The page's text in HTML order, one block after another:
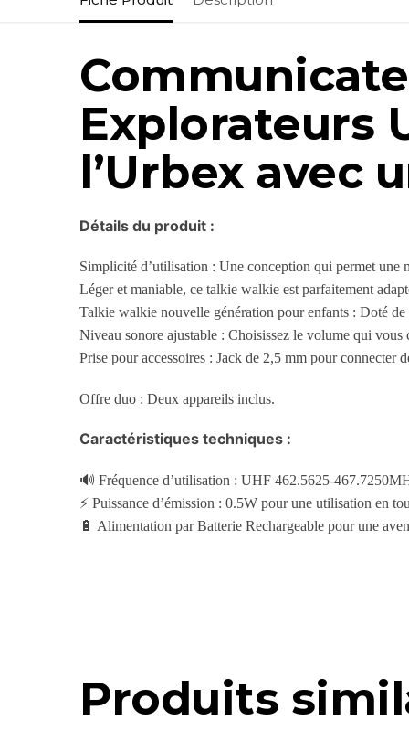
Explorateurs
l’Urbex avec
Détails du produit :
Simplicité d’utilisation : Une conception qui permet une
Léger et maniable, ce talkie walkie est parfaitement
Talkie walkie nouvelle génération pour enfants : Doté
Niveau sonore ajustable : Choisissez le volume qui
Prise pour accessoires : Jack de 2,5 mm pour connecter
Offre duo : Deux appareils inclus.
Caractéristiques techniques :
🔊 Fréquence d’utilisation : UHF 462.5625-
⚡ Puissance d’émission : 0.5W pour une utilisation en
🔋 Alimentation par Batterie Rechargeable pour une
Produits